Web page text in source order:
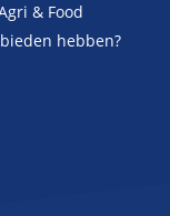
& Food
hebben?